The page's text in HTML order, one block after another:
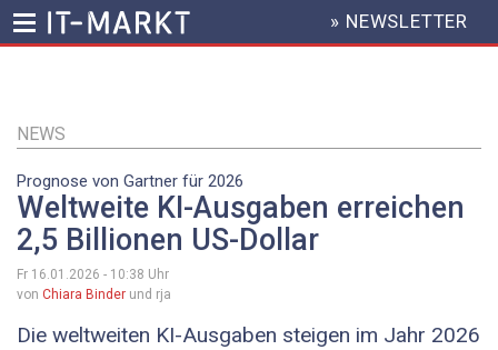
Inhalt
HEADER
MENU
» NEWSLETTER
NEWS
Prognose von Gartner für 2026
Weltweite KI-Ausgaben erreichen
2,5 Billionen US-Dollar
Fr 16.01.2026 - 10:38 Uhr
von Chiara Binder und rja
Die weltweiten KI-Ausgaben steigen im Jahr 2026